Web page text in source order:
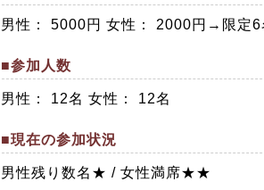
男性： 5000円 女性： 2000円→限定6
■参加人数
男性： 12名 女性： 12名
■現在の参加状況
男性残り数名★ / 女性満席★★